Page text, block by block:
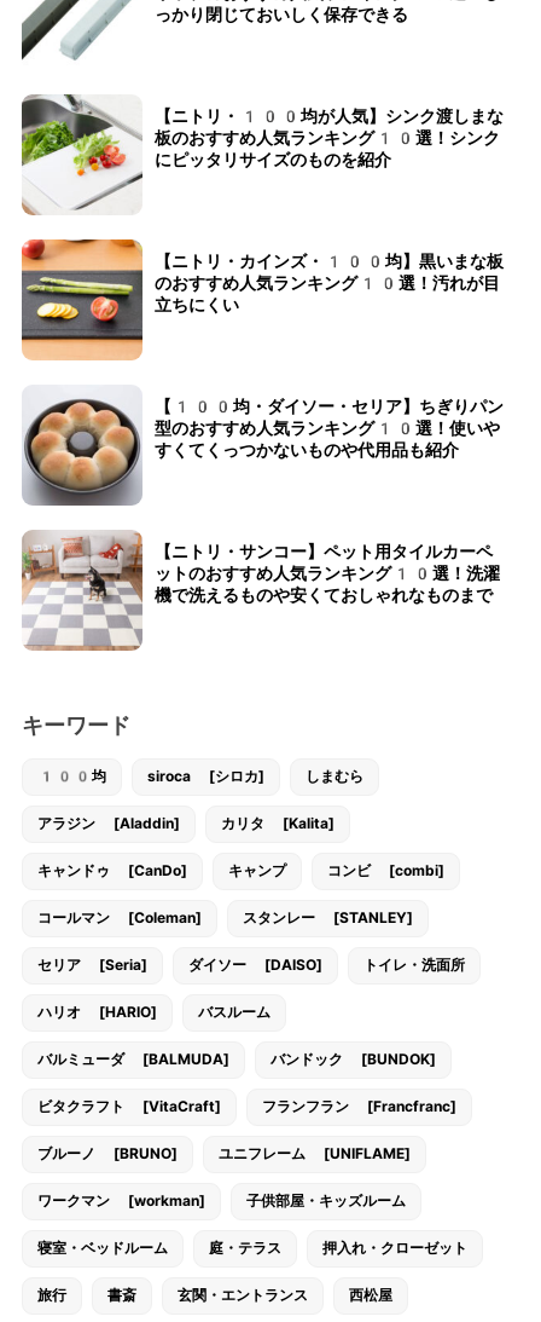
っかり閉じておいしく保存できる
【ニトリ・100均が人気】シンク渡しまな
板のおすすめ人気ランキング10選！シンク
にピッタリサイズのものを紹介
【ニトリ・カインズ・100均】黒いまな板
のおすすめ人気ランキング10選！汚れが目
立ちにくい
【100均・ダイソー・セリア】ちぎりパン
型のおすすめ人気ランキング10選！使いや
すくてくっつかないものや代用品も紹介
【ニトリ・サンコー】ペット用タイルカーペ
ットのおすすめ人気ランキング10選！洗濯
機で洗えるものや安くておしゃれなものまで
キーワード
100均 siroca [シロカ] しまむら
アラジン [Aladdin] カリタ [Kalita]
キャンドゥ [CanDo] キャンプ コンビ [combi]
コールマン [Coleman] スタンレー [STANLEY]
セリア [Seria] ダイソー [DAISO] トイレ・洗面所
ハリオ [HARIO] バスルーム
バルミューダ [BALMUDA] バンドック [BUNDOK]
ビタクラフト [VitaCraft] フランフラン [Francfranc]
ブルーノ [BRUNO] ユニフレーム [UNIFLAME]
ワークマン [workman] 子供部屋・キッズルーム
寝室・ベッドルーム 庭・テラス 押入れ・クローゼット
旅行 書斎 玄関・エントランス 西松屋